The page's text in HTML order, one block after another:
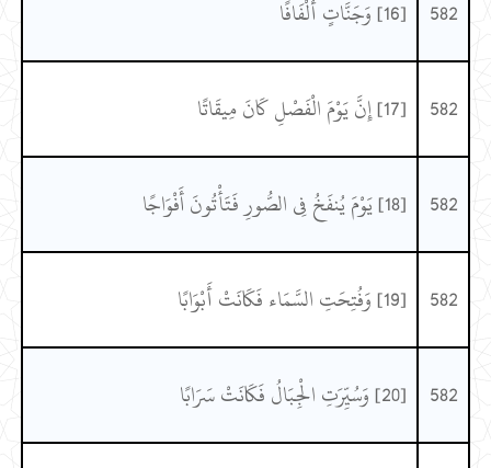
582 [16] وَجَنَّاتٍ أَلْفَافًا
582 [17] إِنَّ يَوْمَ الْفَصْلِ كَانَ مِيقَاتًا
582 [18] يَوْمَ يُنفَخُ فِي الصُّورِ فَتَأْتُونَ أَفْوَاجًا
582 [19] وَفُتِحَتِ السَّمَاء فَكَانَتْ أَبْوَابًا
582 [20] وَسُيِّرَتِ الْجِبَالُ فَكَانَتْ سَرَابًا